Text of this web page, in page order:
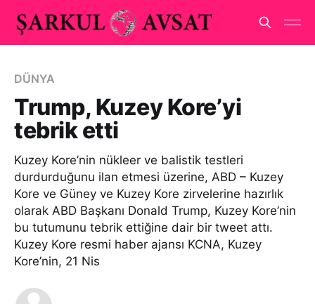
DÜNYA
Trump, Kuzey Kore’yi
tebrik etti
Kuzey Kore’nin nükleer ve balistik testleri
durdurduğunu ilan etmesi üzerine, ABD – Kuzey
Kore ve Güney ve Kuzey Kore zirvelerine hazırlık
olarak ABD Başkanı Donald Trump, Kuzey Kore’nin
bu tutumunu tebrik ettiğine dair bir tweet attı.
Kuzey Kore resmi haber ajansı KCNA, Kuzey
Kore’nin, 21 Nis